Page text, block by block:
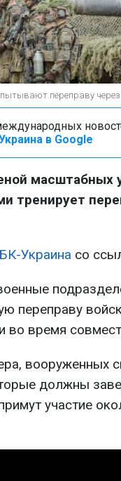
переправу
в Google
масштабных
тренирует
Украина со
переправу
во время
вооруженных
должны
участие